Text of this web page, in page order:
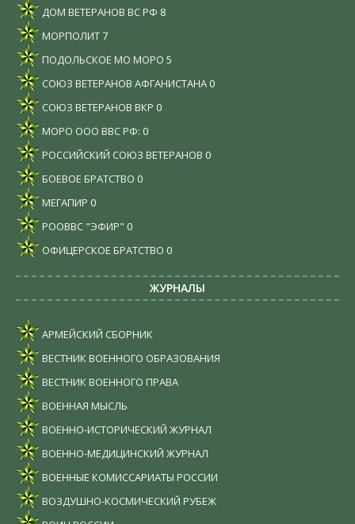
ДОМ ВЕТЕРАНОВ ВС РФ 8
МОРПОЛИТ7
ПОДОЛЬСКОЕ МО МОРО 5
СОЮЗ ВЕТЕРАНОВ АФГАНИСТАНА 0
СОЮЗ ВЕТЕРАНОВ ВКР 0
МОРО ООО ВВС РФ: 0
РОССИЙСКИЙ СОЮЗ ВЕТЕРАНОВ 0
БОЕВОЕ БРАТСТВО 0
МЕГАПИР 0
РООВВС "ЭФИР" 0
ОФИЦЕРСКОЕ БРАТСТВО 0
ЖУРНАЛЫ
АРМЕЙСКИЙ СБОРНИК
ВЕСТНИК ВОЕННОГО ОБРАЗОВАНИЯ
ВЕСТНИК ВОЕННОГО ПРАВА
ВОЕННАЯ МЫСЛЬ
ВОЕННО-ИСТОРИЧЕСКИЙ ЖУРНАЛ
ВОЕННО-МЕДИЦИНСКИЙ ЖУРНАЛ
ВОЕННЫЕ КОМИССАРИАТЫ РОССИИ
ВОЗДУШНО-КОСМИЧЕСКИЙ РУБЕЖ